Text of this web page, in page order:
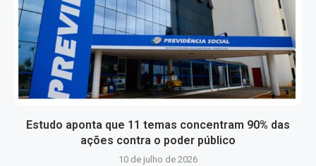
Estudo aponta que 11 temas concentram 90% das
ações contra o poder público
10 de julho de 2026